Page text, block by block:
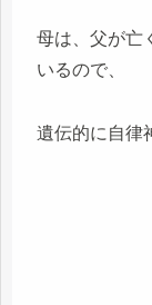
母は、父が亡
いるので、
遺伝的に自律